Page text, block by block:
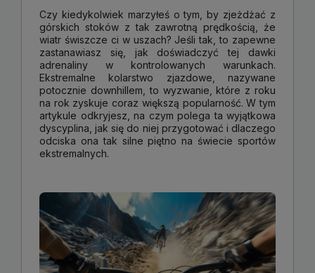
Czy kiedykolwiek marzyłeś o tym, by zjeżdżać z
górskich stoków z tak zawrotną prędkością, że
wiatr świszcze ci w uszach? Jeśli tak, to zapewne
zastanawiasz się, jak doświadczyć tej dawki
adrenaliny w kontrolowanych warunkach.
Ekstremalne kolarstwo zjazdowe, nazywane
potocznie downhillem, to wyzwanie, które z roku
na rok zyskuje coraz większą popularność. W tym
artykule odkryjesz, na czym polega ta wyjątkowa
dyscyplina, jak się do niej przygotować i dlaczego
odciska ona tak silne piętno na świecie sportów
ekstremalnych.